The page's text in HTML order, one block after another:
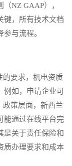
NZ GAAP），
键，所有技术文档
与流程。
要求，机电资质
如，申请企业可
策层面，新西兰
能通过在线平台完
是关于责任保险和
质办理要求和成本